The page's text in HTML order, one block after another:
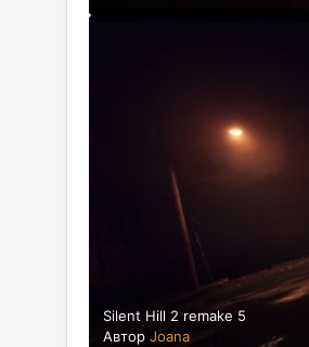
Silent Hill 2 remake 5
Автор Joana